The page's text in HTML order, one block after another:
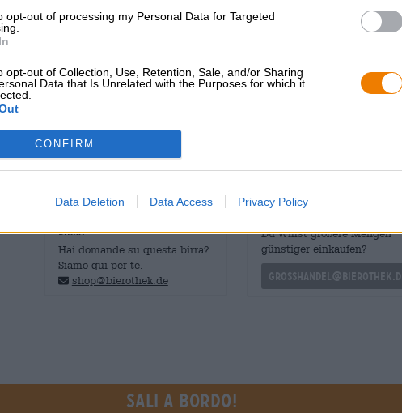
opt-out of processing my Personal Data for Targeted
opt-out of Collection, Use, Retention, Sale, and/or Sharing
Data that Is Unrelated with the Purposes for which it
CONFIRM
Data Deletion Data Access Privacy Policy
gradazione alcolica del 4,8% e delizia con un bouquet
primo sorso incanta il palato con una sensazione al palato
stabile ma contenuta. Il corpo robusto del cereale è
campo floreali e un accenno di caramello cremoso. Un finale
della birra e lascia il palato con la voglia di berne ancora.
La Helles Vollbier del birrificio Spalter è una birra solida che
BIRRA
Hai domande su questa birra?
Siamo qui per te.
shop@bierothek.de
Du willst größere Mengen
günstiger einkaufen?
Sali a bordo!